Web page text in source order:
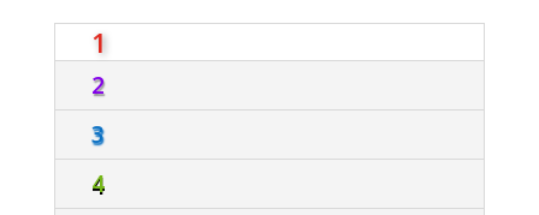
1
2
3
4